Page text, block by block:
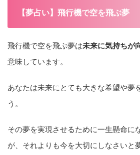
【夢占い】飛行機で空を飛ぶ夢
飛行機で空を飛ぶ夢は未来に気持ちが
意味しています。
あなたは未来にとても大きな希望や夢
う。
その夢を実現させるために一生懸命に
が、それよりも今を大切にしなさいと